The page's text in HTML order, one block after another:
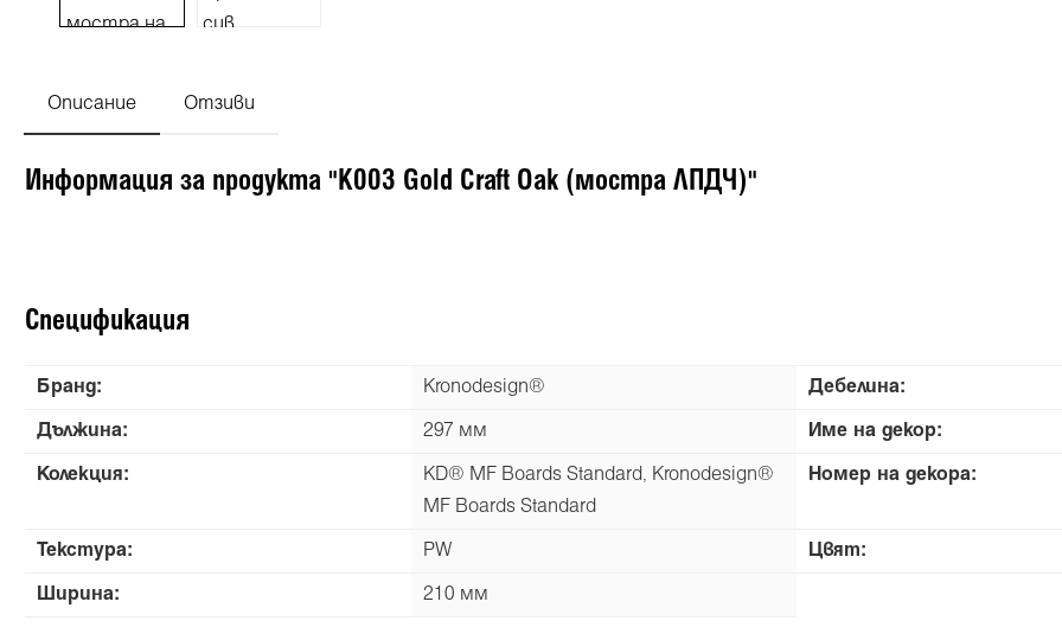
Описание Отзиви
Информация за продукта "K003 Gold Craft Oak (мостра ЛПДЧ)"
Спецификация
Бранд: Kronodesign® Дебелина:
Дължина: 297 мм Име на декор:
Колекция:
KD® MF Boards Standard, Kronodesign®
MF Boards Standard
Номер на декора:
Текстура: PW Цвят:
Ширина: 210 мм